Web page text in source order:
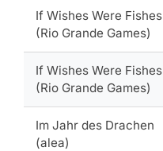
If Wishes Were Fishes
(Rio Grande Games)
If Wishes Were Fishes
(Rio Grande Games)
Im Jahr des Drachen
(alea)